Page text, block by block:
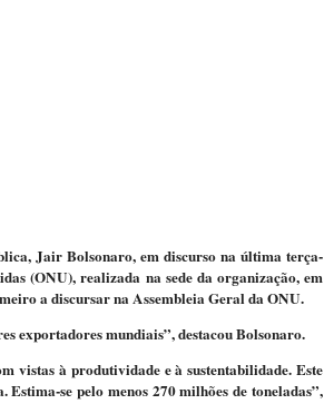
Jair Bolsonaro, em discurso na última terça-
(ONU), realizada na sede da organização, em
a discursar na Assembleia Geral da ONU.
exportadores mundiais”, destacou Bolsonaro.
vistas à produtividade e à sustentabilidade. Este
se pelo menos 270 milhões de toneladas”,